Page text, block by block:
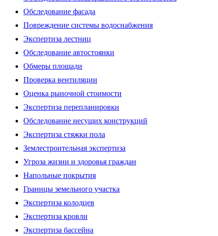
Обследование фасада
Повреждение системы водоснабжения
Экспертиза лестниц
Обследование автостоянки
Обмеры площади
Проверка вентиляции
Оценка рыночной стоимости
Экспертиза перепланировки
Обследование несущих конструкций
Экспертиза стяжки пола
Землестроительная экспертиза
Угроза жизни и здоровья граждан
Напольные покрытия
Границы земельного участка
Экспертиза колодцев
Экспертиза кровли
Экспертиза бассейна